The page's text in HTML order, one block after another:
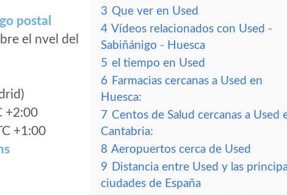
postal
el nvel del
+2:00
+1:00
3 Que ver en Used
4 Vídeos relacionados con Used -
Sabiñánigo - Huesca
5 el tiempo en Used
6 Farmacias cercanas a Used en
Huesca:
7 Centos de Salud cercanas a Used
Cantabria:
8 Aeropuertos cerca de Used
9 Distancia entre Used y las
ciudades de España